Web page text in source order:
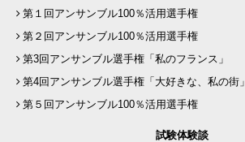
第１回アンサンブル100％活用選手権
第２回アンサンブル100％活用選手権
第3回アンサンブル選手権「私のフランス」
第4回アンサンブル選手権「大好きな、私の街」
第５回アンサンブル100％活用選手権
試験体験談